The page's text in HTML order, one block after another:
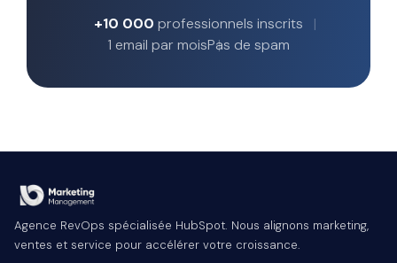
+10 000 professionnels inscrits
1 email par moisPas de spam
Agence RevOps spécialisée HubSpot. Nous alignons marketing,
ventes et service pour accélérer votre croissance.